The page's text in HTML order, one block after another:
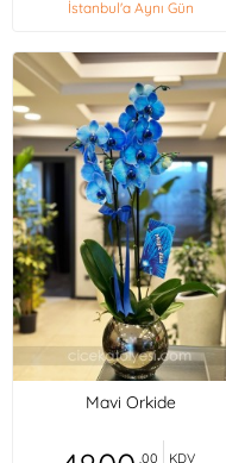
İstanbul'a Aynı Gün
Mavi Orkide
,00 KDV